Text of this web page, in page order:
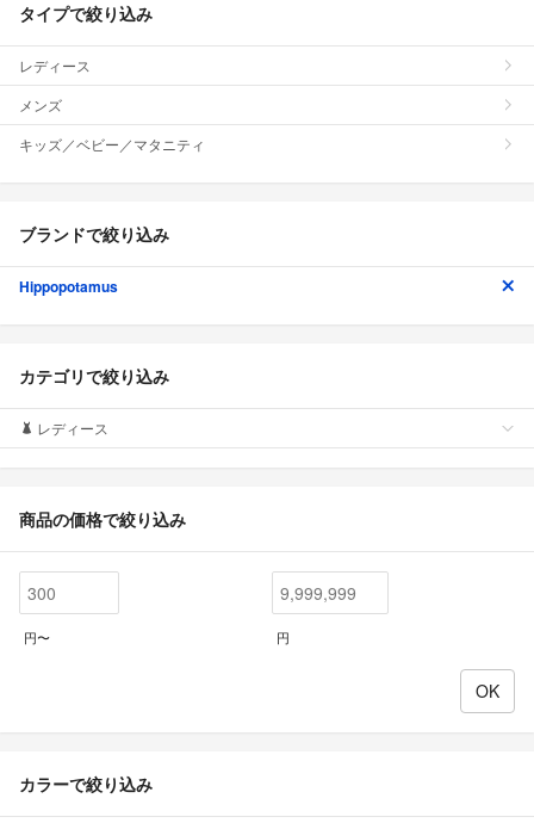
タイプで絞り込み
レディース
メンズ
キッズ／ベビー／マタニティ
ブランドで絞り込み
Hippopotamus
カテゴリで絞り込み
レディース
商品の価格で絞り込み
円〜 円
カラーで絞り込み